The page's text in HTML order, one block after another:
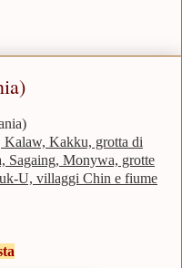
Kalaw, Kakku, grotta di
Sagaing, Monywa, grotte
U, villaggi Chin e fiume